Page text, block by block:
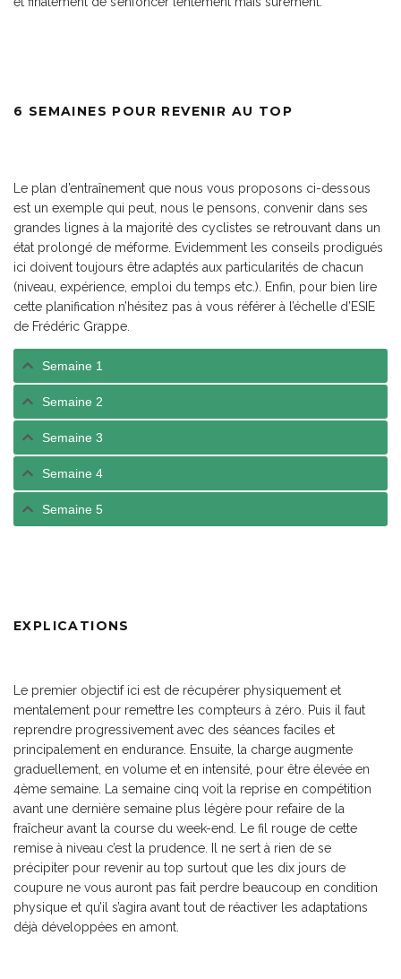
6 SEMAINES POUR REVENIR AU TOP
Le plan d’entraînement que nous vous proposons ci-dessous
est un exemple qui peut, nous le pensons, convenir dans ses
grandes lignes à la majorité des cyclistes se retrouvant dans un
état prolongé de méforme. Evidemment les conseils prodigués
ici doivent toujours être adaptés aux particularités de chacun
(niveau, expérience, emploi du temps etc.). Enfin, pour bien lire
cette planification n’hésitez pas à vous référer à l’échelle d’ESIE
de Frédéric Grappe.
Semaine 1
Semaine 2
Semaine 3
Semaine 4
Semaine 5
EXPLICATIONS
Le premier objectif ici est de récupérer physiquement et
mentalement pour remettre les compteurs à zéro. Puis il faut
reprendre progressivement avec des séances faciles et
principalement en endurance. Ensuite, la charge augmente
graduellement, en volume et en intensité, pour être élevée en
4ème semaine. La semaine cinq voit la reprise en compétition
avant une dernière semaine plus légère pour refaire de la
fraîcheur avant la course du week-end. Le fil rouge de cette
remise à niveau c’est la prudence. Il ne sert à rien de se
précipiter pour revenir au top surtout que les dix jours de
coupure ne vous auront pas fait perdre beaucoup en condition
physique et qu’il s’agira avant tout de réactiver les adaptations
déjà développées en amont.